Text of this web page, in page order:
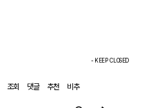
- KEEP CLOSED
조회 댓글 추천 비추